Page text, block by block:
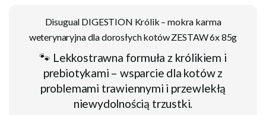
Disugual DIGESTION Królik – mokra karma
weterynaryjna dla dorosłych kotów ZESTAW 6x 85g
🐾 Lekkostrawna formuła z królikiem i
prebiotykami – wsparcie dla kotów z
problemami trawiennymi i przewlekłą
niewydolnością trzustki.